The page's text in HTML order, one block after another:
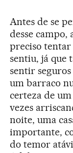
Antes de se
desse
preciso tentar
sentiu, já que
sentir seguros
um barraco
certeza de
vezes
noite, uma
importante,
do temor